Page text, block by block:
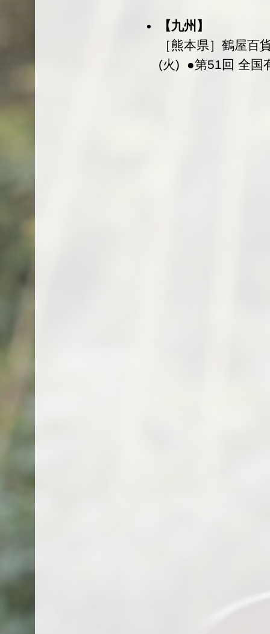
【九州】
［熊本県］鶴
(火) ●第51回 全国